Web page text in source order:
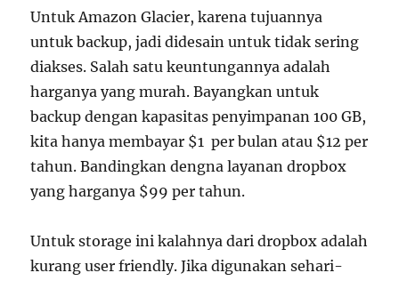
Untuk Amazon Glacier, karena tujuannya
untuk backup, jadi didesain untuk tidak sering
diakses. Salah satu keuntungannya adalah
harganya yang murah. Bayangkan untuk
backup dengan kapasitas penyimpanan 100 GB,
kita hanya membayar $1 per bulan atau $12 per
tahun. Bandingkan dengna layanan dropbox
yang harganya $99 per tahun.
Untuk storage ini kalahnya dari dropbox adalah
kurang user friendly. Jika digunakan sehari-